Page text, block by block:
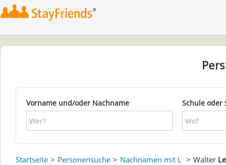
Vorname und/oder Nachname Schule oder
Startseite Personensuche Nachnamen mit L Walter